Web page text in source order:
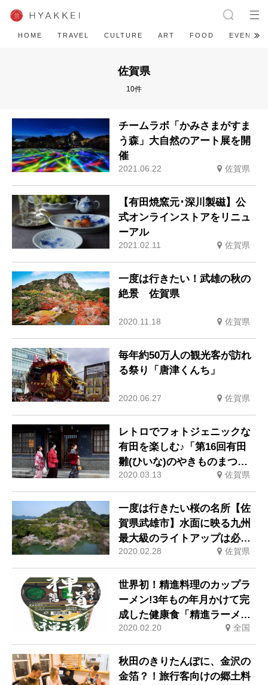
HOME TRAVEL CULTURE ART FOOD EVENT
佐賀県
10件
チームラボ「かみさまがすま
う森」大自然のアート展を開
催
2021.06.22 佐賀県
【有田焼窯元･深川製磁】公
式オンラインストアをリニュ
ーアル
2021.02.11 佐賀県
一度は行きたい！武雄の秋の
絶景 佐賀県
2020.11.18 佐賀県
毎年約50万人の観光客が訪れ
る祭り「唐津くんち」
2020.06.27 佐賀県
レトロでフォトジェニックな
有田を楽しむ♪「第16回有田
雛(ひいな)のやきものまつ
り」
2020.03.13 佐賀県
一度は行きたい桜の名所【佐
賀県武雄市】水面に映る九州
最大級のライトアップは必
見！
2020.02.28 佐賀県
世界初！精進料理のカップラ
ーメン!3年もの年月かけて完
成した健康食「精進ラーメン
禅道(醤油)」
2020.02.20 全国
秋田のきりたんぽに、金沢の
金箔？！旅行客向けの郷土料